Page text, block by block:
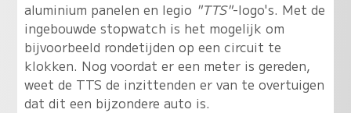
aluminium panelen en legio "TTS"-logo's. Met de
ingebouwde stopwatch is het mogelijk om
bijvoorbeeld rondetijden op een circuit te
klokken. Nog voordat er een meter is gereden,
weet de TTS de inzittenden er van te overtuigen
dat dit een bijzondere auto is.